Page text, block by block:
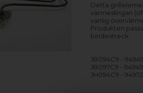
Detta
värmeslingan
vanlig
Produkten
bindestreck.
JB094C9 -
JB097C9 -
JH094C9 -